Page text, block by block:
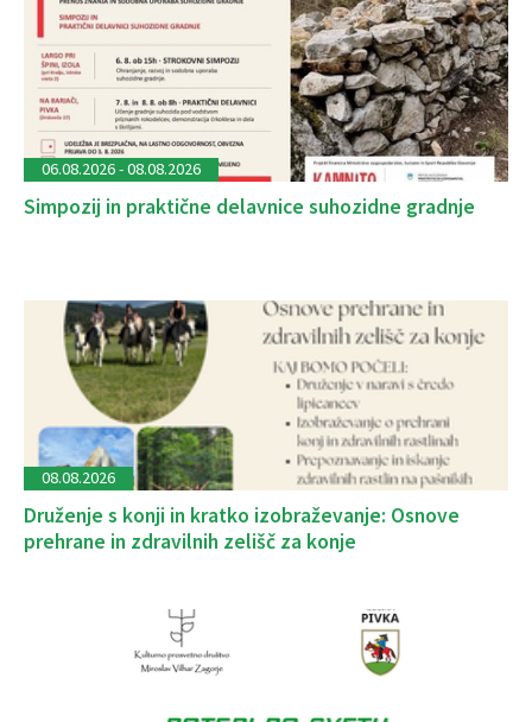
Simpozij in praktične delavnice suhozidne gradnje
06.08.2026 - 08.08.2026
Druženje s konji in kratko izobraževanje: Osnove
prehrane in zdravilnih zelišč za konje
08.08.2026